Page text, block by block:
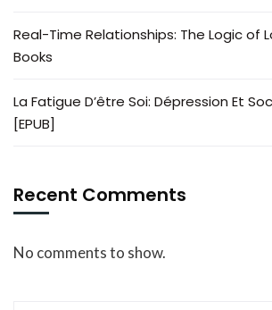
Real-Time Relationships: The Logic of
Books
La Fatigue D’être Soi: Dépression Et
[EPUB]
Recent Comments
No comments to show.